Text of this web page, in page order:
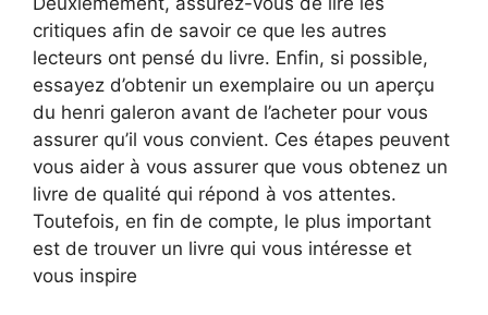
critiques afin de savoir ce que les autres
lecteurs ont pensé du livre. Enfin, si possible,
essayez d’obtenir un exemplaire ou un aperçu
du henri galeron avant de l’acheter pour vous
assurer qu’il vous convient. Ces étapes peuvent
vous aider à vous assurer que vous obtenez un
livre de qualité qui répond à vos attentes.
Toutefois, en fin de compte, le plus important
est de trouver un livre qui vous intéresse et
vous inspire